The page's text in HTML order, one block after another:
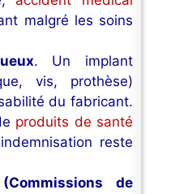
malgré les soins
. Un implant
vis, prothèse)
du fabricant.
produits de santé
reste
de